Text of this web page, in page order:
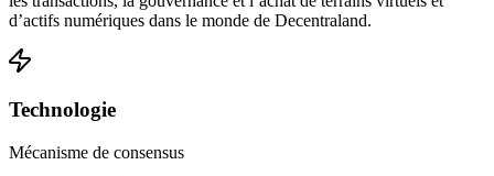
d’actifs numériques dans le monde de Decentraland.
Technologie
Mécanisme de consensus